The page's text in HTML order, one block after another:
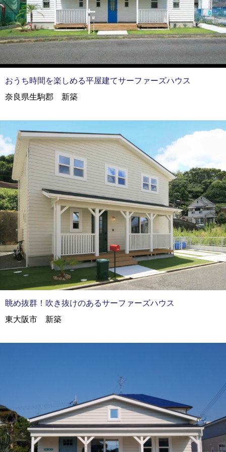
おうち時間を楽しめる平屋建てサーファーズハウス
奈良県生駒郡 新築
眺め抜群！吹き抜けのあるサーファーズハウス
東大阪市 新築